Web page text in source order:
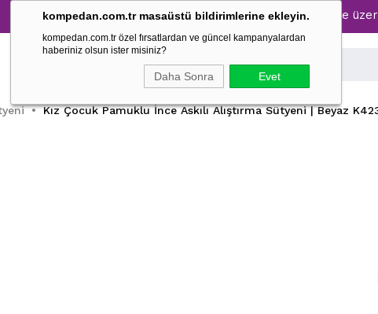
kompedan.com.tr masaüstü bildirimlerine ekleyin.
kompedan.com.tr özel fırsatlardan ve güncel kampanyalardan
haberiniz olsun ister misiniz?
Daha Sonra Evet
Tüm Pijama Takımlarında %30 İndirim → 1500 TL ve üzeri
Kız Çocuk Pamuklu İnce Askılı Alıştırma Sütyeni | Beyaz